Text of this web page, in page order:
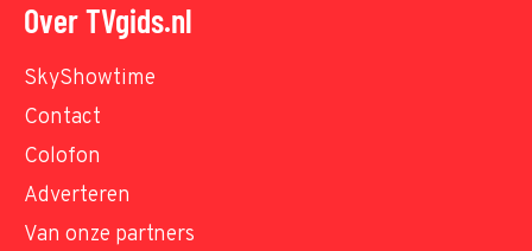
Over TVgids.nl
SkyShowtime
Contact
Colofon
Adverteren
Van onze partners